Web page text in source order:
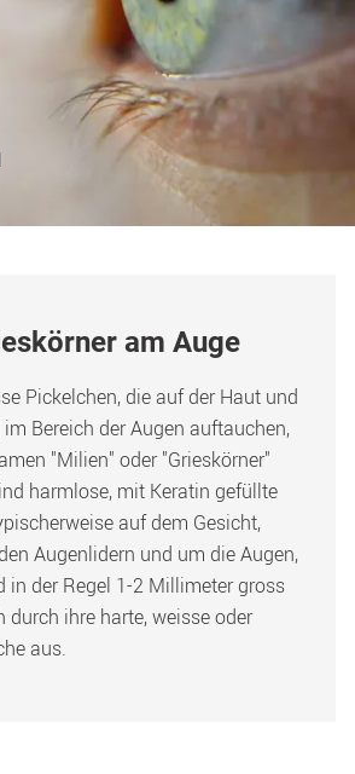
am Auge
Pickelchen, die auf der Haut und
Bereich der Augen auftauchen,
"Milien" oder "Grieskörner"
harmlose, mit Keratin gefüllte
auf dem Gesicht,
Augenlidern und um die Augen,
in der Regel 1-2 Millimeter gross
durch ihre harte, weisse oder
aus.